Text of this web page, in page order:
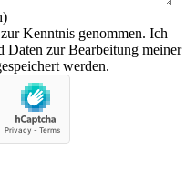
zur Kenntnis genommen. Ich
Daten zur Bearbeitung meiner
werden.